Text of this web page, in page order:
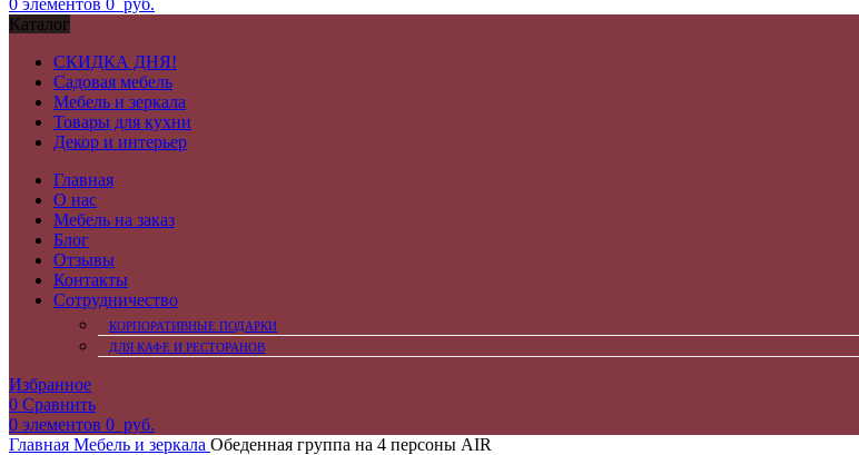
0 элементов 0 руб.
Каталог
СКИДКА ДНЯ!
Садовая мебель
Мебель и зеркала
Товары для кухни
Декор и интерьер
Главная
О нас
Мебель на заказ
Блог
Отзывы
Контакты
Сотрудничество
КОРПОРАТИВНЫЕ ПОДАРКИ
ДЛЯ КАФЕ И РЕСТОРАНОВ
Избранное
0 Сравнить
0 элементов 0 руб.
Главная Мебель и зеркала Обеденная группа на 4 персоны AIR